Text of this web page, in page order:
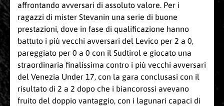
affrontando avversari di assoluto valore. Per i
ragazzi di mister Stevanin una serie di buone
prestazioni, dove in fase di qualificazione hanno
battuto i più vecchi avversari del Levico per 2 a 0,
pareggiato per 0 a 0 con il Sudtirol e giocato una
straordinaria finalissima contro i più vecchi avversari
del Venezia Under 17, con la gara conclusasi con il
risultato di 2 a 2 dopo che i biancorossi avevano
fruito del doppio vantaggio, con i lagunari capaci di